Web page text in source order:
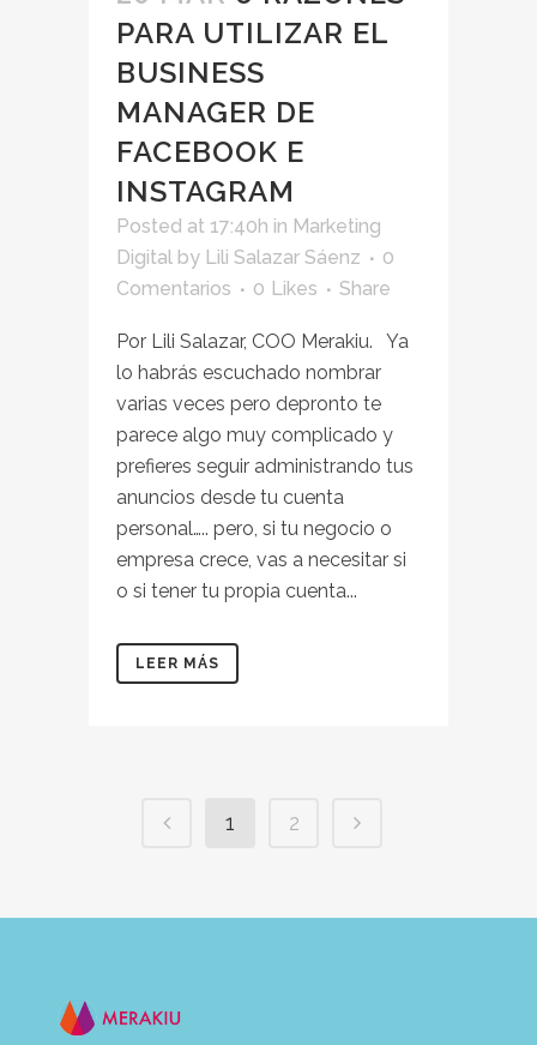
PARA UTILIZAR EL
BUSINESS
MANAGER DE
FACEBOOK E
INSTAGRAM
Posted at 17:40h in Marketing
Digital by Lili Salazar Sáenz
0
Comentarios
0 Likes Share
Por Lili Salazar, COO Merakiu. Ya
lo habrás escuchado nombrar
varias veces pero depronto te
parece algo muy complicado y
prefieres seguir administrando tus
anuncios desde tu cuenta
personal….. pero, si tu negocio o
empresa crece, vas a necesitar si
o si tener tu propia cuenta...
LEER MÁS
1 2